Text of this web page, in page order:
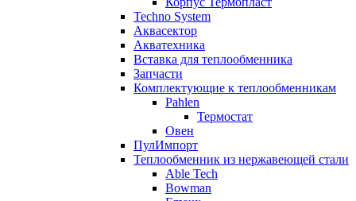
Techno System
Аквасектор
Акватехника
Вставка для теплообменника
Запчасти
Комплектующие к теплообменникам
Pahlen
Термостат
Овен
ПулИмпорт
Теплообменник из нержавеющей стали
Able Tech
Bowman